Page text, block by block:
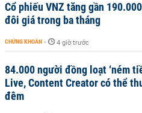
Cổ phiếu VNZ tăng gần
đôi giá trong ba tháng
CHỨNG KHOÁN - 4 giờ trước
84.000 người đồng loạt ‘ném
Live, Content Creator có thể
đêm